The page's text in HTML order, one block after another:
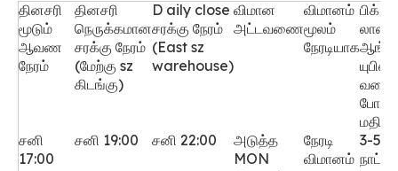
தினசரி
மூடும்
ஆவண
நேரம்
தினசரி
நெருக்கமான
சரக்கு நேரம்
(மேற்கு sz
கிடங்கு)
D aily close
சரக்கு நேரம்
(East sz
warehouse)
விமான
அட்டவணை
விமானம்
மூலம்
நேரடியாக
பிக்
லாஸ்
சனி
17:00
சனி 19:00 சனி 22:00
அடுத்த
MON
நேரடி
விமானம்
3-5